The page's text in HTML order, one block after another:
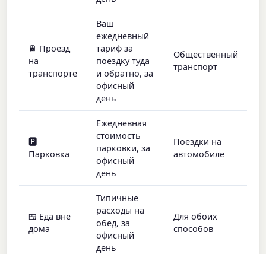
🚆 Проезд
на
транспорте
Ваш
ежедневный
тариф за
поездку туда
и обратно, за
офисный
день
Общественный
транспорт
🅿️
Парковка
Ежедневная
стоимость
парковки, за
офисный
день
Поездки на
автомобиле
🍱 Еда вне
дома
Типичные
расходы на
обед, за
офисный
день
Для обоих
способов